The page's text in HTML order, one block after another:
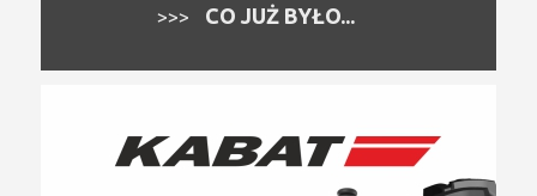
>>> CO JUŻ BYŁO...